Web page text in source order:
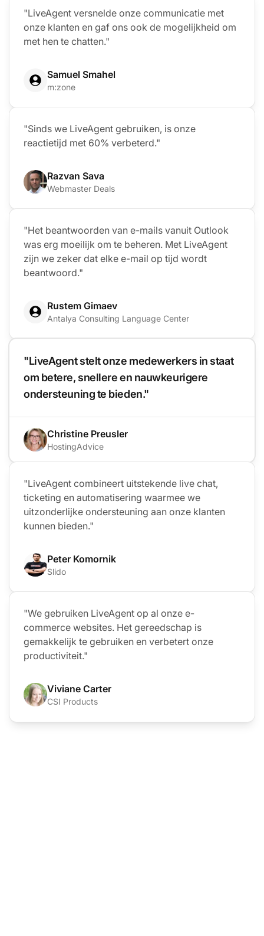
"LiveAgent versnelde onze communicatie met
onze klanten en gaf ons ook de mogelijkheid om
met hen te chatten."
Samuel Smahel
m:zone
"Sinds we LiveAgent gebruiken, is onze
reactietijd met 60% verbeterd."
Razvan Sava
Webmaster Deals
"Het beantwoorden van e-mails vanuit Outlook
was erg moeilijk om te beheren. Met LiveAgent
zijn we zeker dat elke e-mail op tijd wordt
beantwoord."
Rustem Gimaev
Antalya Consulting Language Center
"LiveAgent stelt onze medewerkers in staat
om betere, snellere en nauwkeurigere
ondersteuning te bieden."
Christine Preusler
HostingAdvice
"LiveAgent combineert uitstekende live chat,
ticketing en automatisering waarmee we
uitzonderlijke ondersteuning aan onze klanten
kunnen bieden."
Peter Komornik
Slido
"We gebruiken LiveAgent op al onze e-
commerce websites. Het gereedschap is
gemakkelijk te gebruiken en verbetert onze
productiviteit."
Viviane Carter
CSI Products